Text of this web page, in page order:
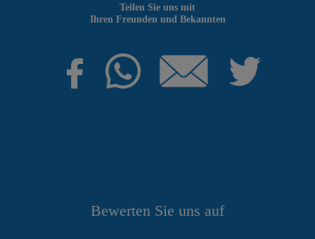
Bewerten Sie uns auf
Teilen Sie uns mit
Ihren Freunden und Bekannten